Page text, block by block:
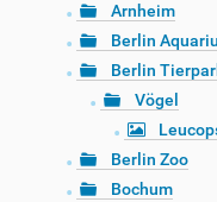
Arnheim
Berlin
Berlin
Vögel
Berlin Zoo
Bochum